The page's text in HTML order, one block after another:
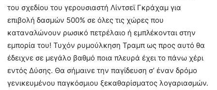
του σχεδίου του γερουσιαστή Λίντσεϊ Γκράχαμ για
επιβολή δασμών 500% σε όλες τις χώρες που
καταναλώνουν ρωσικό πετρέλαιο ή εμπλέκονται στην
εμπορία του! Τυχόν ρυμούλκηση Τραμπ ως προς αυτό θα
έδειχνε σε μεγάλο βαθμό ποια πλευρά έχει το πάνω χέρι
εντός Δύσης. Θα σήμαινε την παγίδευση σ’ έναν δρόμο
γενικευμένου παγκόσμιου ξεκαθαρίσματος λογαριασμών.